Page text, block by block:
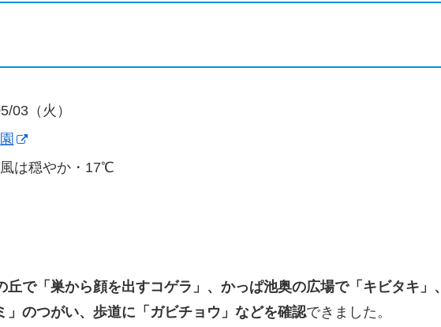
03（火）
は穏やか・17℃
丘で「巣から顔を出すコゲラ」、かっぱ池奥の広場で「キビタキ」、
」のつがい、歩道に「ガビチョウ」などを確認できました。